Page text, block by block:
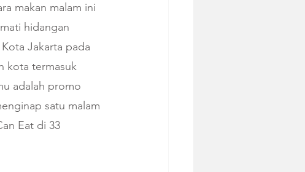
makan malam ini
hidangan
Jakarta pada
kota termasuk
adalah promo
satu malam
Eat di 33